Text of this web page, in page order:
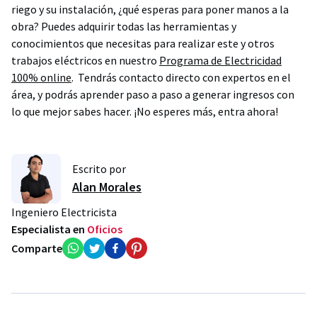
riego y su instalación, ¿qué esperas para poner manos a la
obra? Puedes adquirir todas las herramientas y
conocimientos que necesitas para realizar este y otros
trabajos eléctricos en nuestro Programa de Electricidad
100% online. Tendrás contacto directo con expertos en el
área, y podrás aprender paso a paso a generar ingresos con
lo que mejor sabes hacer. ¡No esperes más, entra ahora!
Escrito por
Alan Morales
Ingeniero Electricista
Especialista en Oficios
Comparte